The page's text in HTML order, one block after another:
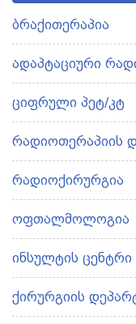
ბრაქითერაპია
ადაპტაციური
ციფრული პეტ/კტ
რადიოთერაპიის
რადიოქირურგია
ოფთალმოლოგია
ინსულტის ცენტრი
ქირურგიის